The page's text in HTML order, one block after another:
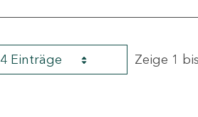
4 Einträge Zeige 1